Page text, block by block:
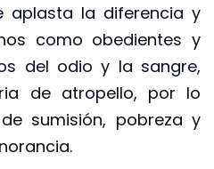
aplasta la diferencia y
como obedientes y
del odio y la sangre,
de atropello, por lo
sumisión, pobreza y